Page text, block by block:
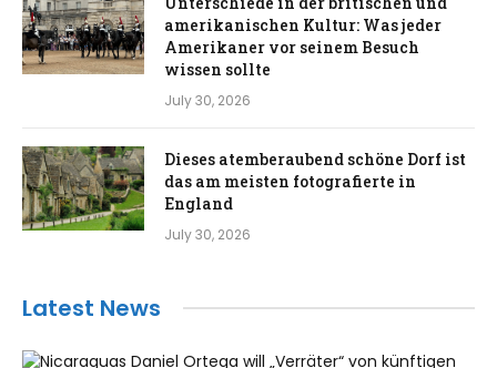
amerikanischen Kultur: Was jeder
Amerikaner vor seinem Besuch
wissen sollte
July 30, 2026
Dieses atemberaubend schöne Dorf ist
das am meisten fotografierte in
England
July 30, 2026
Latest News